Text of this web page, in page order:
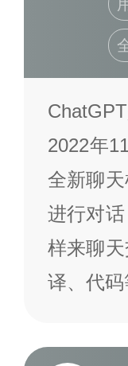
2022年
全新聊
进行对
样来聊
译、代码